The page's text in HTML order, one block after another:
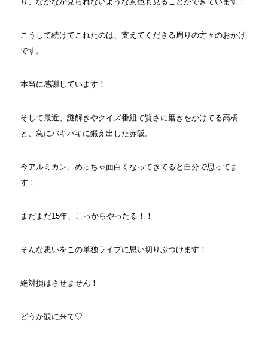
こうして続けてこれたのは、支えてくださる周りの方々のおかげ
です。
本当に感謝しています！
そして最近、謎解きやクイズ番組で賢さに磨きをかけてる高橋
と、急にバキバキに鍛え出した赤阪。
今アルミカン、めっちゃ面白くなってきてると自分で思ってま
す！
まだまだ15年、こっからやったる！！
そんな思いをこの単独ライブに思い切りぶつけます！
絶対損はさせません！
どうか観に来て♡